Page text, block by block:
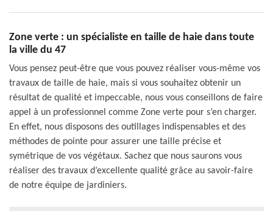
Zone verte : un spécialiste en taille de haie dans toute
la ville du 47
Vous pensez peut-être que vous pouvez réaliser vous-même vos
travaux de taille de haie, mais si vous souhaitez obtenir un
résultat de qualité et impeccable, nous vous conseillons de faire
appel à un professionnel comme Zone verte pour s’en charger.
En effet, nous disposons des outillages indispensables et des
méthodes de pointe pour assurer une taille précise et
symétrique de vos végétaux. Sachez que nous saurons vous
réaliser des travaux d’excellente qualité grâce au savoir-faire
de notre équipe de jardiniers.